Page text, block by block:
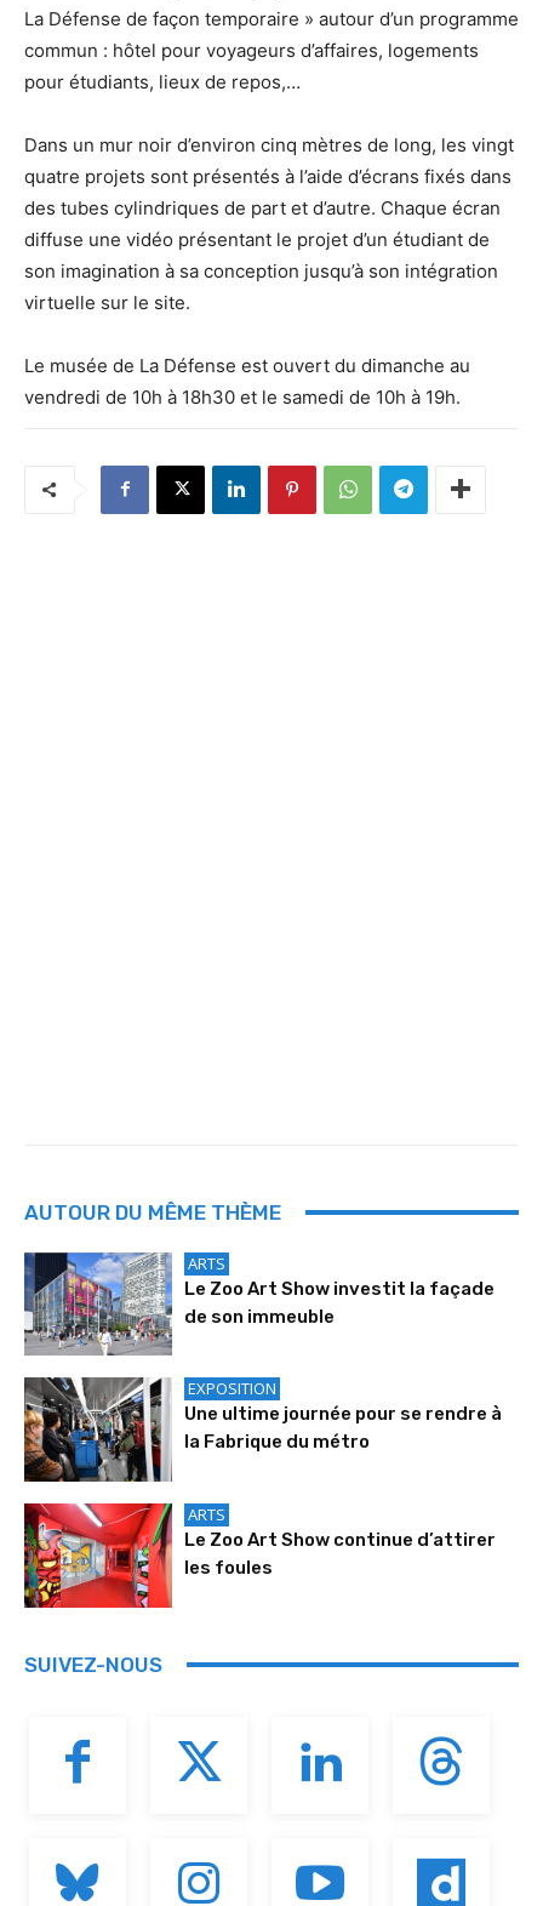
La Défense de façon temporaire » autour d’un programme
commun : hôtel pour voyageurs d’affaires, logements
pour étudiants, lieux de repos,…
Dans un mur noir d’environ cinq mètres de long, les vingt
quatre projets sont présentés à l’aide d’écrans fixés dans
des tubes cylindriques de part et d’autre. Chaque écran
diffuse une vidéo présentant le projet d’un étudiant de
son imagination à sa conception jusqu’à son intégration
virtuelle sur le site.
Le musée de La Défense est ouvert du dimanche au
vendredi de 10h à 18h30 et le samedi de 10h à 19h.
AUTOUR DU MÊME THÈME
ARTS
Le Zoo Art Show investit la façade
de son immeuble
EXPOSITION
Une ultime journée pour se rendre à
la Fabrique du métro
ARTS
Le Zoo Art Show continue d’attirer
les foules
SUIVEZ-NOUS